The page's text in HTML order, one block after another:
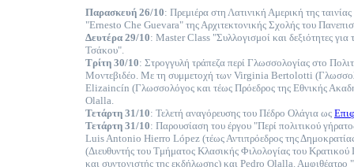
Παρασκευή 26/10: Πρεμιέρα στη Λατινική Αμερική της
"Ernesto Che Guevara" της Αρχιτεκτονικής Σχολής του
Δευτέρα 29/10: Master Class "Συλλογισμοί και δεξιότητες
Τσάκου".
Τρίτη 30/10: Στρογγυλή τράπεζα περί Γλωσσολογίας στο
Μοντεβιδέο. Με τη συμμετοχή των Virginia Bertolotti
Elizaincín (Γλωσσολόγος και τέως Πρόεδρος της Εθνικής
Olalla.
Τετάρτη 31/10: Τελετή αναγόρευσης του Πέδρο Ολάγια ως
Τετάρτη 31/10: Παρουσίαση του έργου "Περί πολιτικού
Luis Antonio Hierro López (τέως Αντιπρόεδρος της
(Διευθυντής του Τμήματος Κλασικής Φιλολογίας του
και συντονιστής της εκδήλωσης) και Pedro Olalla.